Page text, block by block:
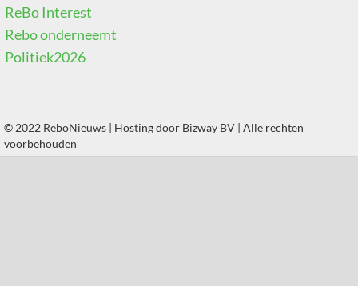
ReBo Interest
Rebo onderneemt
Politiek2026
© 2022 ReboNieuws | Hosting door Bizway BV | Alle rechten
voorbehouden